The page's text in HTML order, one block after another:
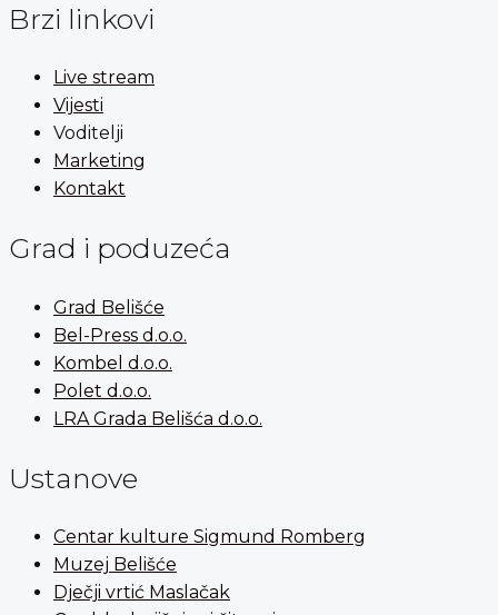
Brzi linkovi
Live stream
Vijesti
Voditelji
Marketing
Kontakt
Grad i poduzeća
Grad Belišće
Bel-Press d.o.o.
Kombel d.o.o.
Polet d.o.o.
LRA Grada Belišća d.o.o.
Ustanove
Centar kulture Sigmund Romberg
Muzej Belišće
Dječji vrtić Maslačak